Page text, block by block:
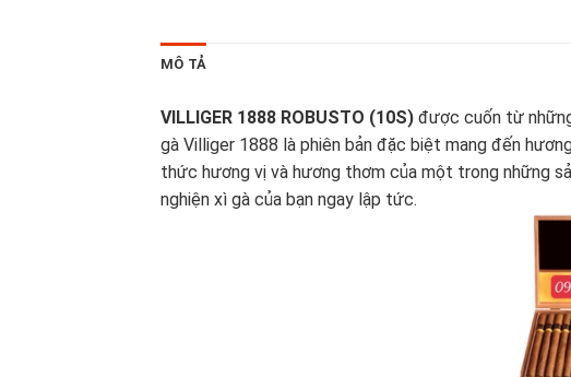
MÔ TẢ
VILLIGER 1888 ROBUSTO (10S) được cuốn từ
gà Villiger 1888 là phiên bản đặc biệt mang đến
thức hương vị và hương thơm của một trong những
nghiện xì gà của bạn ngay lập tức.